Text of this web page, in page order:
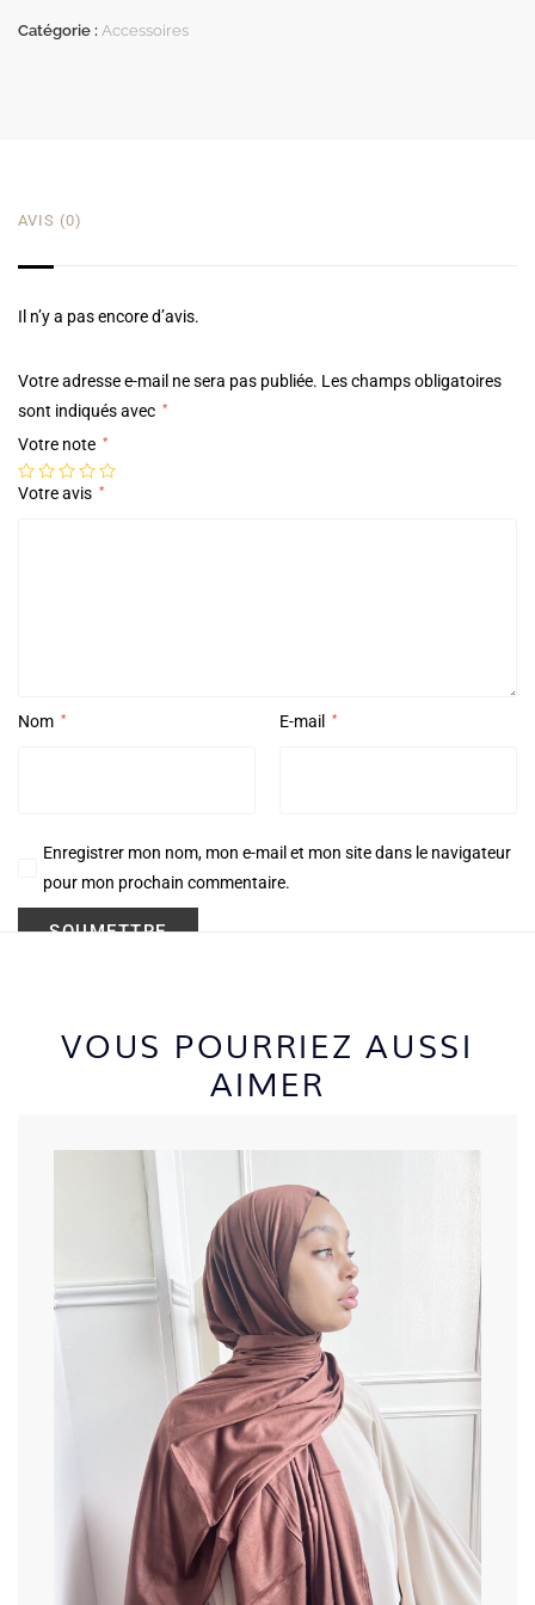
Catégorie : Accessoires
AVIS (0)
Il n’y a pas encore d’avis.
Votre adresse e-mail ne sera pas publiée. Les champs obligatoires
sont indiqués avec *
Votre note *
Votre avis *
Nom * E-mail *
Enregistrer mon nom, mon e-mail et mon site dans le navigateur
pour mon prochain commentaire.
VOUS POURRIEZ AUSSI
AIMER